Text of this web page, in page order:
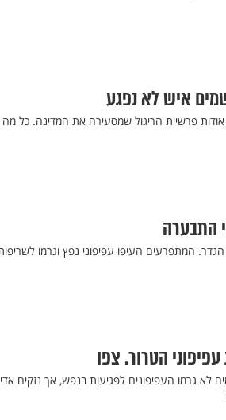
איש לא נפגע
פרשיית הריגול שמסעירה את המדינה. כל מה
הטרור. צפו
לא גרמו העפיפונים לפגיעות בנפש, אך נזקים